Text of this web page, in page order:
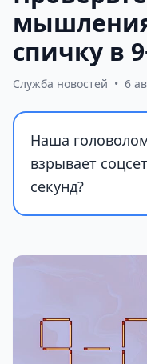
спичку в
Служба новостей • 6
Наша
взрывает
секунд?